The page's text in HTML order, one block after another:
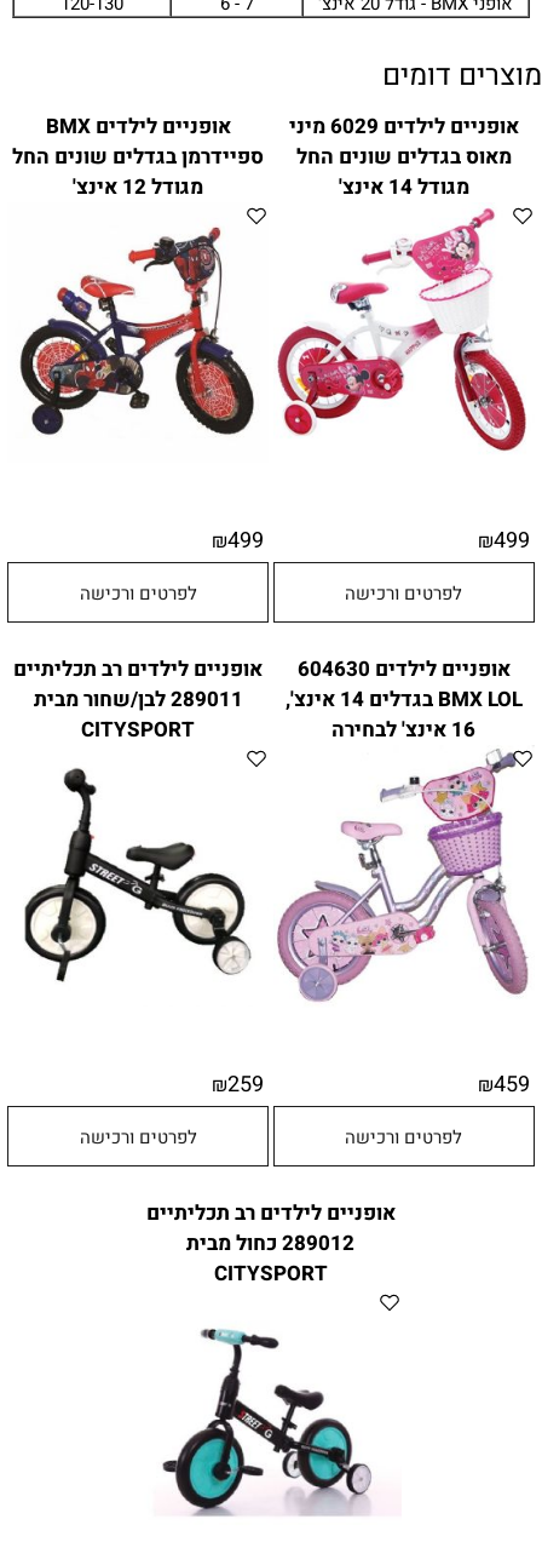
מוצרים דומים
אופניים לילדים 6029 מיני
מאוס בגדלים שונים החל
מגודל 14 אינצ'
₪499
לפרטים ורכישה
אופניים לילדים BMX
ספיידרמן בגדלים שונים החל
מגודל 12 אינצ'
₪499
לפרטים ורכישה
אופניים לילדים 604630
BMX LOL בגדלים 14 אינצ',
16 אינצ' לבחירה
₪459
לפרטים ורכישה
אופניים לילדים רב תכליתיים
289011 לבן/שחור מבית
CITYSPORT
₪259
לפרטים ורכישה
אופניים לילדים רב תכליתיים
289012 כחול מבית
CITYSPORT